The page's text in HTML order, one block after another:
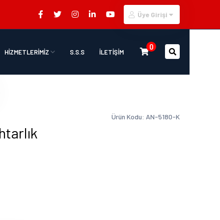
Üye Girişi
HİZMETLERİMİZ S.S.S İLETİŞİM
0
Ürün Kodu: AN-5180-K